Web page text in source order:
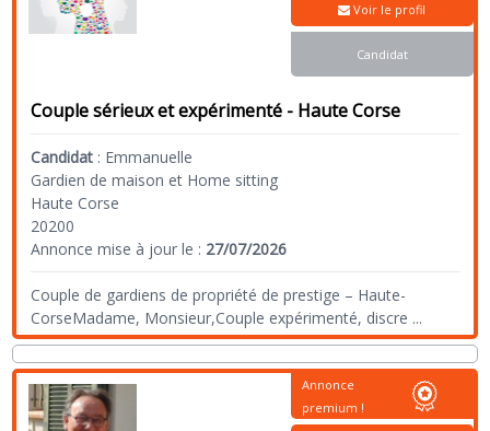
Couple sérieux et expérimenté - Haute Corse
Candidat : Emmanuelle
Gardien de maison et Home sitting
Haute Corse
20200
Annonce mise à jour le : 27/07/2026
Couple de gardiens de propriété de prestige – Haute-
CorseMadame, Monsieur,Couple expérimenté, discre ...
Voir le profil
Candidat
Annonce
premium !